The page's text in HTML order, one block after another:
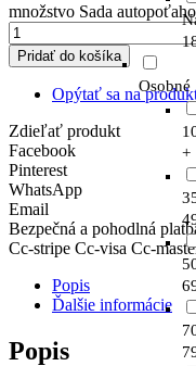
Osobné
+
množstvo Sada
Pridať do košíka
Opýtať sa na
Zdieľať produkt
Facebook
Pinterest
WhatsApp
Email
Bezpečná a pohodlná
Cc-stripe Cc-visa Cc-
Popis
Ďalšie informácie
Popis